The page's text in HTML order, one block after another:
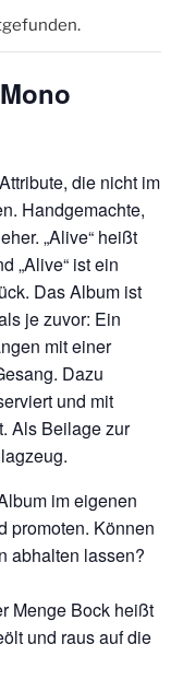
die nicht im
Handgemachte,
„Alive“ heißt
„Alive“ ist ein
Das Album ist
je zuvor: Ein
mit einer
Dazu
und mit
Als Beilage zur
im eigenen
promoten. Können
abhalten lassen?
Menge Bock heißt
und raus auf die